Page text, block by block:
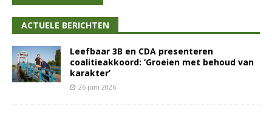
ACTUELE BERICHTEN
Leefbaar 3B en CDA presenteren
coalitieakkoord: ‘Groeien met behoud van
karakter’
26 juni 2026